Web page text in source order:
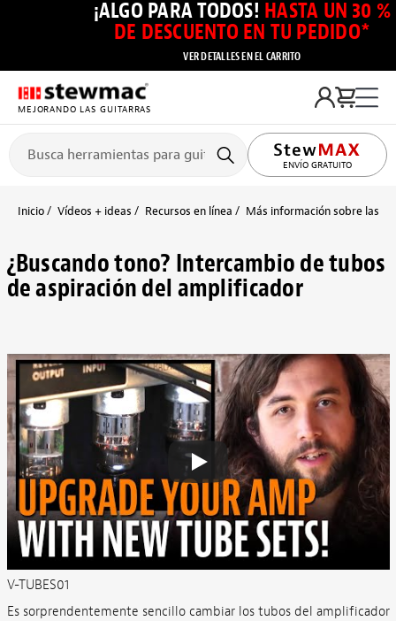
¡ALGO PARA TODOS! HASTA UN 30 %
DE DESCUENTO EN TU PEDIDO*
VER DETALLES EN EL CARRITO
MEJORANDO LAS GUITARRAS
ENVÍO GRATUITO
Inicio Vídeos + ideas Recursos en línea Más información sobre las
¿Buscando tono? Intercambio de tubos
de aspiración del amplificador
V-TUBES01
Es sorprendentemente sencillo cambiar los tubos del amplificador